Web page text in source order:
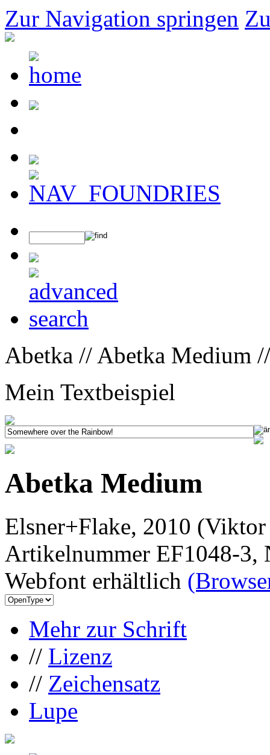
Zur Navigation springen
Abetka // Abetka Medium
Mein Textbeispiel
Abetka Medium
Elsner+Flake, 2010
Artikelnummer EF1048-3,
Webfont erhältlich
Mehr zur Schrift
// Lizenz
// Zeichensatz
Lupe